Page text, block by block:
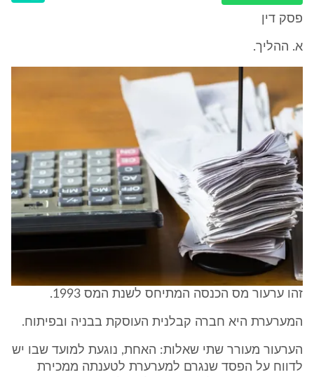
פסק דין
א. ההליך.
זהו ערעור מס הכנסה המתיחס לשנת המס 1993.
המערערת היא חברה קבלנית העוסקת בבניה ובפיתוח.
הערעור מעורר שתי שאלות: האחת, נוגעת למועד שבו יש
לדווח על הפסד שנגרם למערערת לטענתה ממכירת